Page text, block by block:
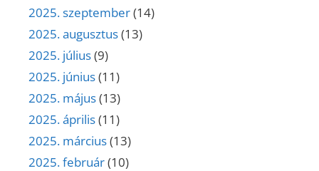
2025. szeptember(14)
2025. augusztus(13)
2025. július(9)
2025. június(11)
2025. május(13)
2025. április(11)
2025. március(13)
2025. február(10)